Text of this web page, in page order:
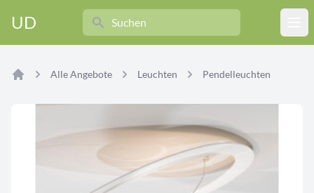
UD
Search
Alle Angebote Leuchten Pendelleuchten